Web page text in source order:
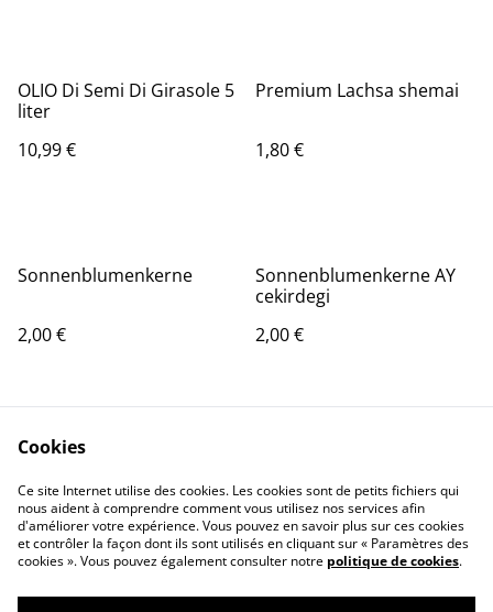
OLIO Di Semi Di Girasole 5
liter
10,99 €
Premium Lachsa shemai
1,80 €
Sonnenblumenkerne
2,00 €
Sonnenblumenkerne AY
cekirdegi
2,00 €
Contactez-nous
Conditions
Politique de
confidentialité
Politique de cookies
Cookies
Ce site Internet utilise des cookies. Les cookies sont de petits fichiers qui
nous aident à comprendre comment vous utilisez nos services afin
d'améliorer votre expérience. Vous pouvez en savoir plus sur ces cookies
et contrôler la façon dont ils sont utilisés en cliquant sur « Paramètres des
cookies ». Vous pouvez également consulter notre politique de cookies.